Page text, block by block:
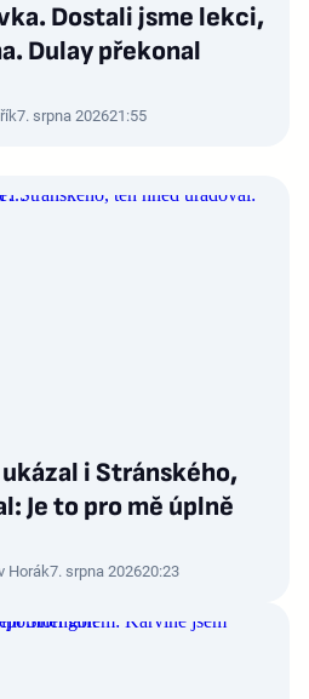
Dostali jsme lekci,
Dulay překonal
7. srpna 202621:55
i Stránského,
Je to pro mě úplně
Horák7. srpna 202620:23